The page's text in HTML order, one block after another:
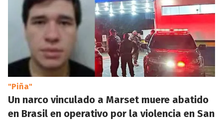
"Piña"
Un narco vinculado a Marset muere abatido
en Brasil en operativo por la violencia en San